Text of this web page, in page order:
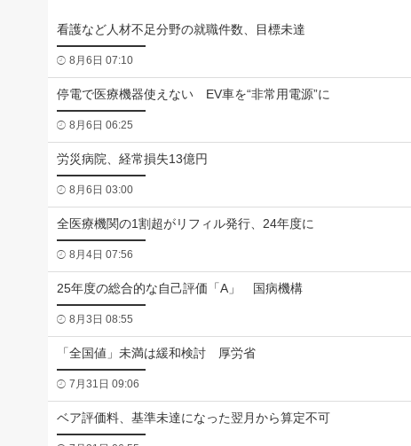
看護など人材不足分野の就職件数、目標未達
8月6日 07:10
停電で医療機器使えない EV車を“非常用電源”に
8月6日 06:25
労災病院、経常損失13億円
8月6日 03:00
全医療機関の1割超がリフィル発行、24年度に
8月4日 07:56
25年度の総合的な自己評価「A」 国病機構
8月3日 08:55
「全国値」未満は緩和検討 厚労省
7月31日 09:06
ベア評価料、基準未達になった翌月から算定不可